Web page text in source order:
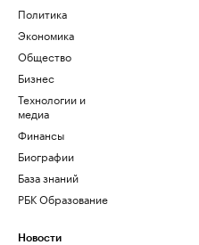
Политика
Экономика
Общество
Бизнес
Технологии и
медиа
Финансы
Биографии
База знаний
РБК Образование
Новости